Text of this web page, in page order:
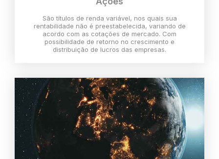
São títulos de renda variável, nos quais sua
rentabilidade não é preestabelecida, variando de
acordo com as cotações de mercado. Com
possibilidade de retorno no crescimento e
distribuição de lucros das empresas.